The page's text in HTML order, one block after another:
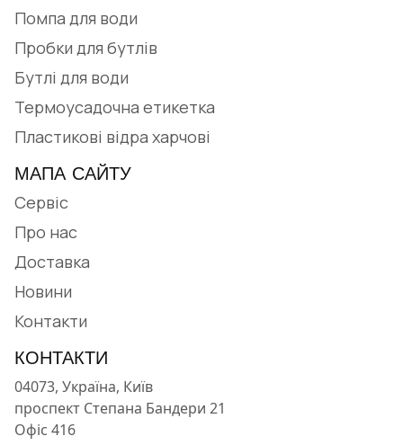
Помпа для води
Пробки для бутлів
Бутлі для води
Термоусадочна етикетка
Пластикові відра харчові
МАПА САЙТУ
Сервіс
Про нас
Доставка
Новини
Контакти
КОНТАКТИ
04073, Україна, Київ
проспект Степана Бандери 21
Офіс 416